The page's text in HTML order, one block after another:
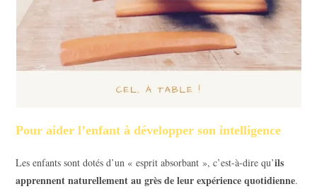
Pour aider l’enfant à développer son intelligence
Les enfants sont dotés d’un « esprit absorbant », c’est-à-dire qu’ils
apprennent naturellement au grès de leur expérience quotidienne.